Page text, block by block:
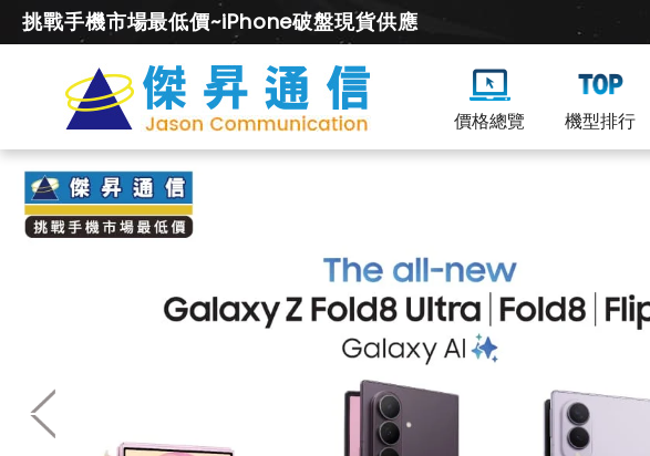
挑戰手機市場最低價~iPhone破盤現貨供應
價格總覽 機型排行